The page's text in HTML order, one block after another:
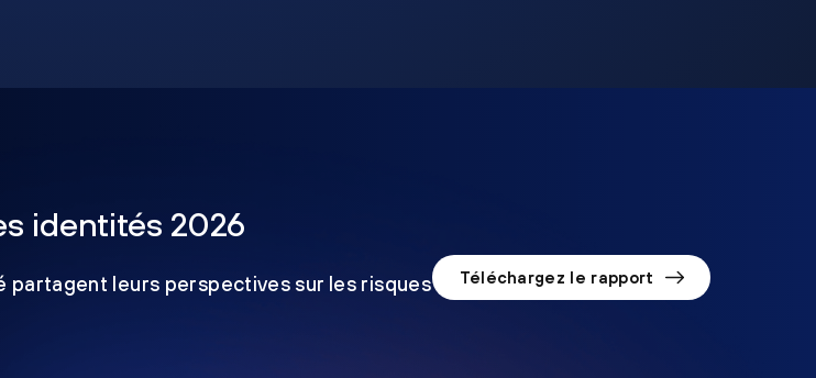
identités 2026
partagent leurs perspectives sur les risques
Téléchargez le rapport